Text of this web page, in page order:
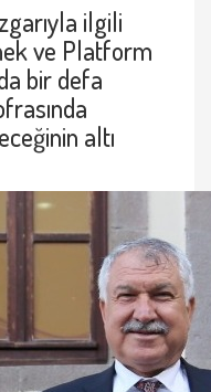
ilgili
ve Platform
bir defa
altı